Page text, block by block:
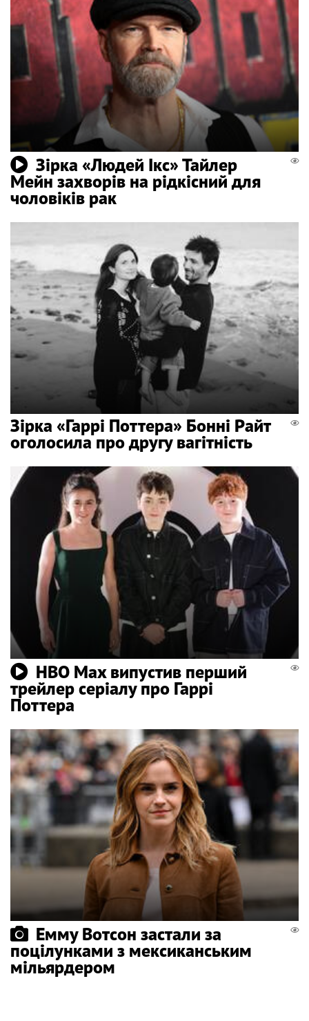
Зірка «Людей Ікс» Тайлер
Мейн захворів на рідкісний для
чоловіків рак
Зірка «Гаррі Поттера» Бонні Райт
оголосила про другу вагітність
HBO Max випустив перший
трейлер серіалу про Гаррі
Поттера
Емму Вотсон застали за
поцілунками з мексиканським
мільярдером